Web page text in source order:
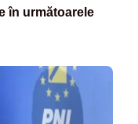
în următoarele